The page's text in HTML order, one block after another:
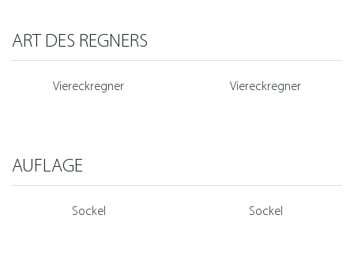
ART DES REGNERS
Viereckregner Viereckregner
AUFLAGE
Sockel Sockel